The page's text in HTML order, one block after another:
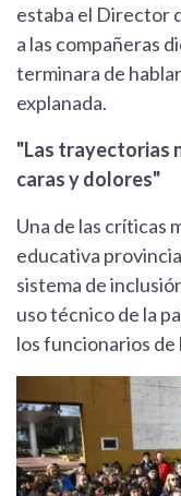
estaba el Director
a las compañeras
terminara de
explanada.
"Las trayectorias
caras y dolores"
Una de las críticas
educativa
sistema de
uso técnico de la
los funcionarios